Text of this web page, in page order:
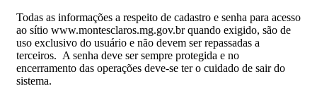
Todas as informações a respeito de cadastro e senha para acesso
ao sítio www.montesclaros.mg.gov.br quando exigido, são de
uso exclusivo do usuário e não devem ser repassadas a
terceiros. A senha deve ser sempre protegida e no
encerramento das operações deve-se ter o cuidado de sair do
sistema.